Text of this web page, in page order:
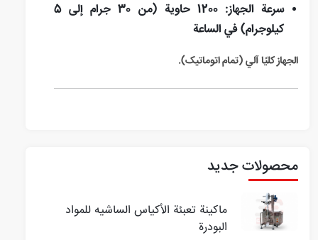
سرعة الجهاز: 1200 حاوية (من 30 جرام إلى 5
كيلوجرام) في الساعة
الجهاز كليًا آلي (تمام اتوماتیک).
محصولات جدید
ماكينة تعبئة الأكياس الساشيه للمواد
البودرة